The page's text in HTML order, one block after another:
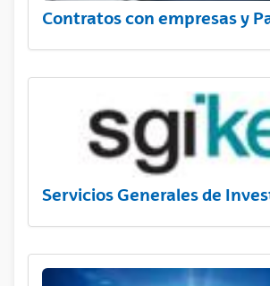
Contratos con empresas y
Servicios Generales de